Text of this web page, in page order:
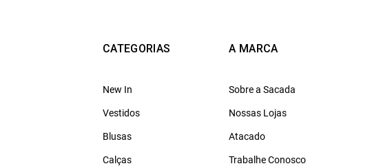
CATEGORIAS
New In
Vestidos
Blusas
Calças
A MARCA
Sobre a Sacada
Nossas Lojas
Atacado
Trabalhe Conosco